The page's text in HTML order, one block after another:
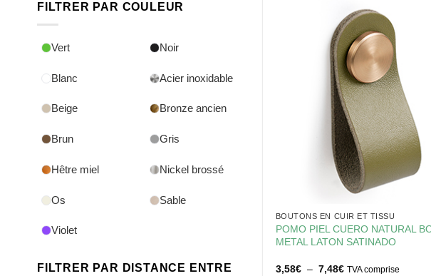
FILTRER PAR COULEUR
Vert Noir
Blanc Acier inoxidable
Beige Bronze ancien
Brun Gris
Hêtre miel Nickel brossé
Os Sable
Violet
FILTRER PAR DISTANCE ENTRE
BOUTONS EN CUIR ET TISSU
POMO PIEL CUERO NATURAL
METAL LATON SATINADO
3,58€ – 7,48€Plage
TVA comprise